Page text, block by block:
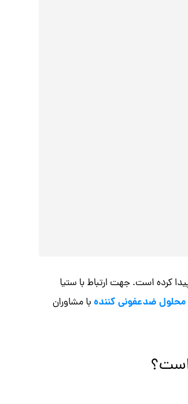
کرده است. جهت ارتباط با ستیا
محلول ضدعفونی کنندهبا مشاوران
است؟